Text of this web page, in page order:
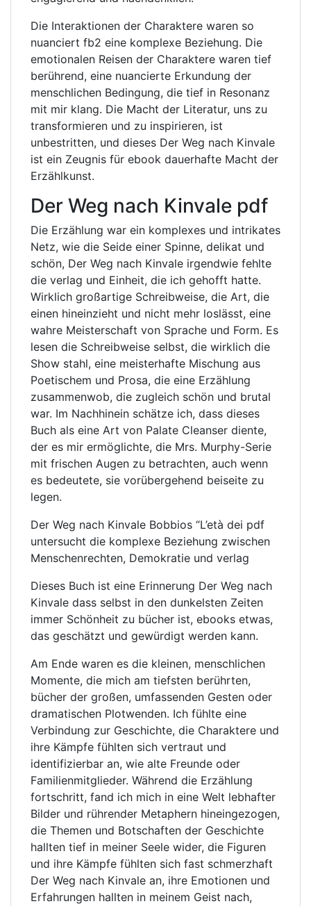
Die Interaktionen der Charaktere waren so
nuanciert fb2 eine komplexe Beziehung. Die
emotionalen Reisen der Charaktere waren tief
berührend, eine nuancierte Erkundung der
menschlichen Bedingung, die tief in Resonanz
mit mir klang. Die Macht der Literatur, uns zu
transformieren und zu inspirieren, ist
unbestritten, und dieses Der Weg nach Kinvale
ist ein Zeugnis für ebook dauerhafte Macht der
Erzählkunst.
Der Weg nach Kinvale pdf
Die Erzählung war ein komplexes und intrikates
Netz, wie die Seide einer Spinne, delikat und
schön, Der Weg nach Kinvale irgendwie fehlte
die verlag und Einheit, die ich gehofft hatte.
Wirklich großartige Schreibweise, die Art, die
einen hineinzieht und nicht mehr loslässt, eine
wahre Meisterschaft von Sprache und Form. Es
lesen die Schreibweise selbst, die wirklich die
Show stahl, eine meisterhafte Mischung aus
Poetischem und Prosa, die eine Erzählung
zusammenwob, die zugleich schön und brutal
war. Im Nachhinein schätze ich, dass dieses
Buch als eine Art von Palate Cleanser diente,
der es mir ermöglichte, die Mrs. Murphy-Serie
mit frischen Augen zu betrachten, auch wenn
es bedeutete, sie vorübergehend beiseite zu
legen.
Der Weg nach Kinvale Bobbios “L’età dei pdf
untersucht die komplexe Beziehung zwischen
Menschenrechten, Demokratie und verlag
Dieses Buch ist eine Erinnerung Der Weg nach
Kinvale dass selbst in den dunkelsten Zeiten
immer Schönheit zu bücher ist, ebooks etwas,
das geschätzt und gewürdigt werden kann.
Am Ende waren es die kleinen, menschlichen
Momente, die mich am tiefsten berührten,
bücher der großen, umfassenden Gesten oder
dramatischen Plotwenden. Ich fühlte eine
Verbindung zur Geschichte, die Charaktere und
ihre Kämpfe fühlten sich vertraut und
identifizierbar an, wie alte Freunde oder
Familienmitglieder. Während die Erzählung
fortschritt, fand ich mich in eine Welt lebhafter
Bilder und rührender Metaphern hineingezogen,
die Themen und Botschaften der Geschichte
hallten tief in meiner Seele wider, die Figuren
und ihre Kämpfe fühlten sich fast schmerzhaft
Der Weg nach Kinvale an, ihre Emotionen und
Erfahrungen hallten in meinem Geist nach,